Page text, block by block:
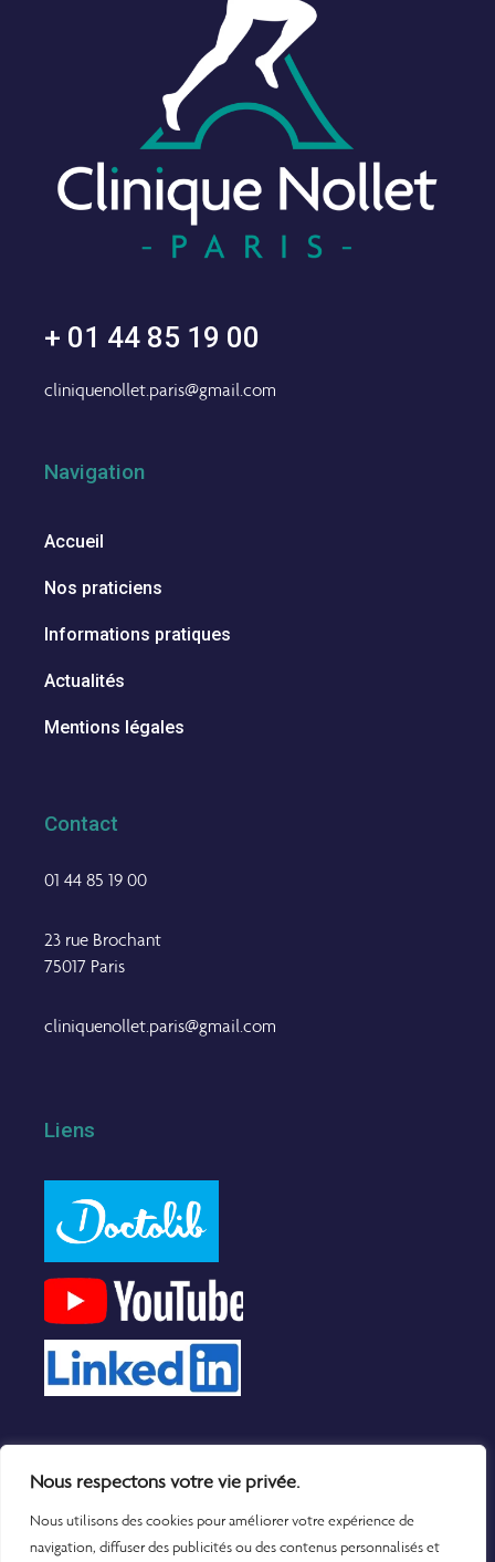
Nous respectons votre vie privée.
Nous utilisons des cookies pour améliorer votre expérience de
navigation, diffuser des publicités ou des contenus personnalisés et
+ 01 44 85 19 00
cliniquenollet.paris@gmail.com
Navigation
Accueil
Nos praticiens
Informations pratiques
Actualités
Mentions légales
Contact
01 44 85 19 00
23 rue Brochant
75017 Paris
cliniquenollet.paris@gmail.com
Liens